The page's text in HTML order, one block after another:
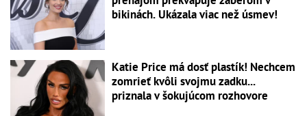
bikinách. Ukázala viac než úsmev!
Katie Price má dosť plastík! Nechcem
zomrieť kvôli svojmu zadku...
priznala v šokujúcom rozhovore